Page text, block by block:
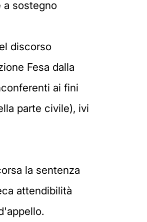
a sostegno
discorso
Fesa dalla
ai fini
parte civile), ivi
la sentenza
attendibilità